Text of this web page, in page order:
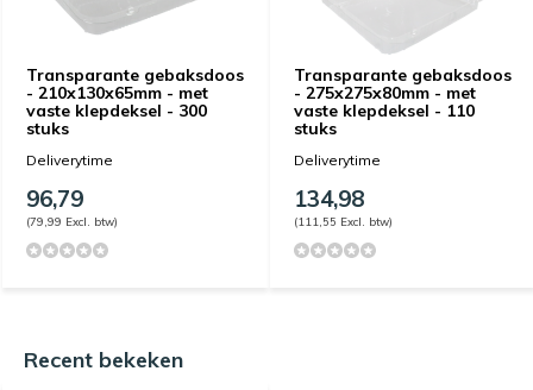
Transparante gebaksdoos
- 210x130x65mm - met
vaste klepdeksel - 300
stuks
Deliverytime
96,79
(79,99 Excl. btw)
Transparante gebaksdoos
- 275x275x80mm - met
vaste klepdeksel - 110
stuks
Deliverytime
134,98
(111,55 Excl. btw)
Recent bekeken